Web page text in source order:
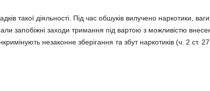
такої діяльності. Під час обшуків вилучено наркотики, ваги
запобіжні заходи тримання під вартою з можливістю
незаконне зберігання та збут наркотиків (ч. 2 ст.